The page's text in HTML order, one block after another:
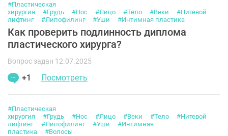
#Пластическая
хирургия
#Грудь #Нос #Лицо #Тело #Веки
#Нитевой
лифтинг
#Липофилинг #Уши #Интимная пластика
Как проверить подлинность диплома
пластического хирурга?
Вопрос задан 12.07.2025
+1 Посмотреть
#Пластическая
хирургия
#Грудь #Нос #Лицо #Веки #Тело
#Нитевой
лифтинг
#Липофилинг #Уши
#Интимная
пластика
#Волосы